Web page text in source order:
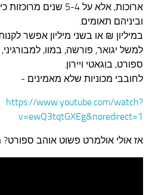
ארוכות, אלא על 5-4
וביניהם תאומים.
במיליון ₪ או בשני מיליון אפשר
למשל יגואר, פורשה, במוו,
ספורט, בוגאטי ויירון.
לחובבי מכוניות שלא מאמינים -
https://www.youtube.com/watch?
v=ewQ3tqtGXEg&noredirect=1
אז אולי אולמרט פשוט אוהב